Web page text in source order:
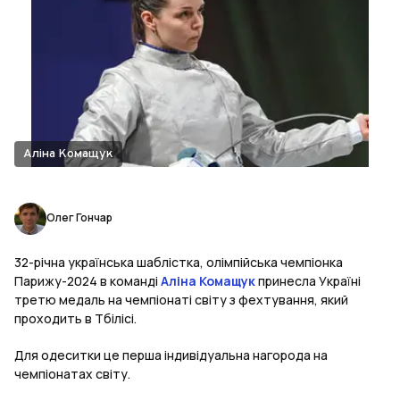
Аліна Комащук
Олег Гончар
32-річна українська шаблістка, олімпійська чемпіонка
Парижу-2024 в команді Аліна Комащукпринесла Україні
третю медаль на чемпіонаті світу з фехтування, який
проходить в Тбілісі.
Для одеситки це перша індивідуальна нагорода на
чемпіонатах світу.